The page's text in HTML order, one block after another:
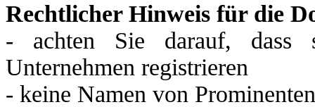
Rechtlicher Hinweis für die
- achten Sie darauf, dass
Unternehmen registrieren
- keine Namen von Prominenten